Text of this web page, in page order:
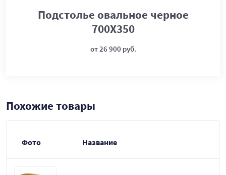
Подстолье овальное черное
700Х350
от 26 900 руб.
Похожие товары
Фото Название